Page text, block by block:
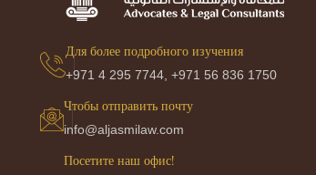
Для более подробного изучения
+971 4 295 7744, +971 56 836 1750
Чтобы отправить почту
info@aljasmilaw.com
Посетите наш офис!